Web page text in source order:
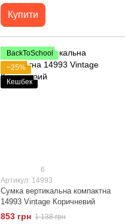
Купити
BackToSchool
−25%
Кешбек
6
Артикул: 14993
Сумка вертикальна компактна
14993 Vintage Коричневий
853 грн 1 138 грн